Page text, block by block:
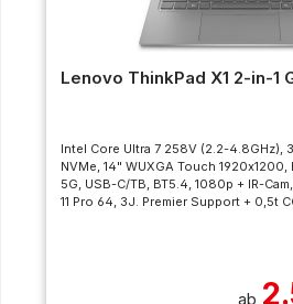
Lenovo ThinkPad X1 2-in-1
Intel Core Ultra 7 258V (2.2-4.8GHz),
NVMe, 14" WUXGA Touch
5G, USB-C/TB, BT5.4, 1080p + IR-
11 Pro 64, 3J. Premier Support + 0,5t
ab